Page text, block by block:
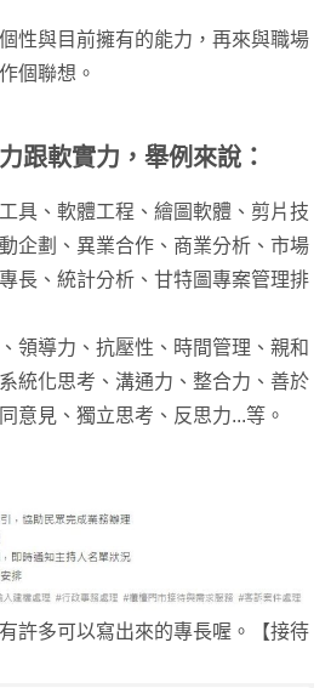
性與目前擁有的能力，再來與職場
個聯想。
跟軟實力，舉例來說：
具、軟體工程、繪圖軟體、剪片技
企劃、異業合作、商業分析、市場
長、統計分析、甘特圖專案管理排
領導力、抗壓性、時間管理、親和
統化思考、溝通力、整合力、善於
意見、獨立思考、反思力...等。
許多可以寫出來的專長喔。【接待